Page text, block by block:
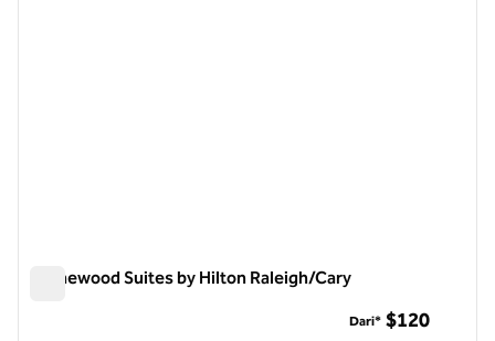
Homewood Suites by Hilton Raleigh/Cary
Dari* $120